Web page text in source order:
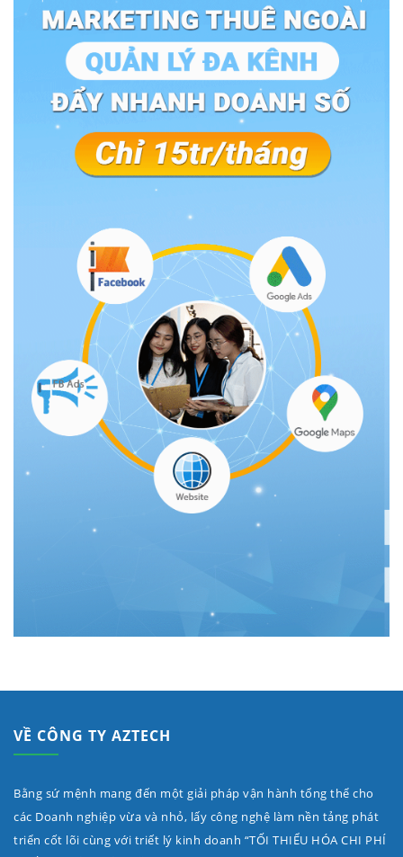
VỀ CÔNG TY AZTECH
Bằng sứ mệnh mang đến một giải pháp vận hành tổng thể cho
các Doanh nghiệp vừa và nhỏ, lấy công nghệ làm nền tảng phát
triển cốt lõi cùng với triết lý kinh doanh “TỐI THIỂU HÓA CHI PHÍ